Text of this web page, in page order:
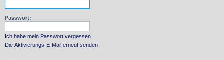
Passwort:
Ich habe mein Passwort vergessen
Die Aktivierungs-E-Mail erneut senden